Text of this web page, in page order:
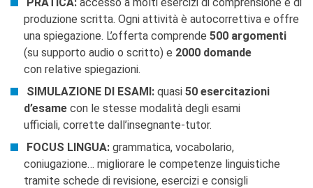
produzione scritta. Ogni attività è autocorrettiva e offre
una spiegazione. L’offerta comprende500 argomenti
(su supporto audio o scritto) e 2000 domande
con relative spiegazioni.
SIMULAZIONE DI ESAMI: quasi50 esercitazioni
d’esame con le stesse modalità degli esami
ufficiali, corrette dall’insegnante-tutor.
FOCUS LINGUA: grammatica, vocabolario,
coniugazione… migliorare le competenze linguistiche
tramite schede di revisione, esercizi e consigli